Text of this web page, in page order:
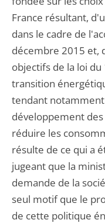
France résultant,
dans le cadre de
décembre 2015 et,
objectifs de la loi
transition
tendant
développement
réduire les
résulte de ce qui a
jugeant que la
demande de la
seul motif que le
de cette politique